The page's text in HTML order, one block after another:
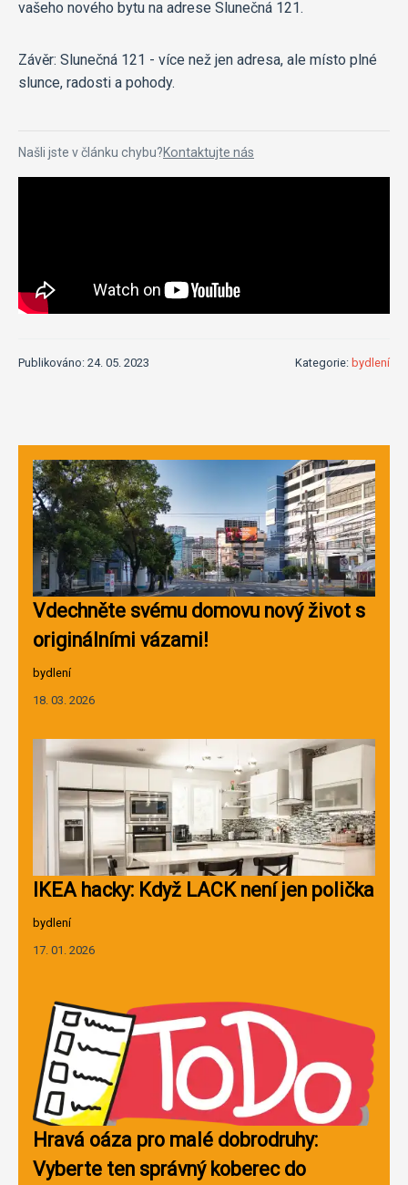
vašeho nového bytu na adrese Slunečná 121.
Závěr: Slunečná 121 - více než jen adresa, ale místo plné
slunce, radosti a pohody.
Našli jste v článku chybu?Kontaktujte nás
Publikováno: 24. 05. 2023 Kategorie: bydlení
Vdechněte svému domovu nový život s
originálními vázami!
bydlení
18. 03. 2026
IKEA hacky: Když LACK není jen polička
bydlení
17. 01. 2026
Hravá oáza pro malé dobrodruhy:
Vyberte ten správný koberec do